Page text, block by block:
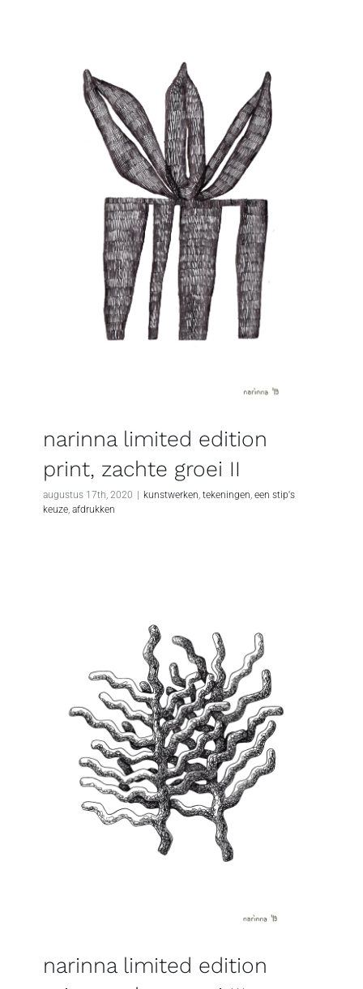
narinna limited edition
print, zachte groei II
augustus 17th, 2020 kunstwerken, tekeningen, een stip's
keuze, afdrukken
narinna limited edition